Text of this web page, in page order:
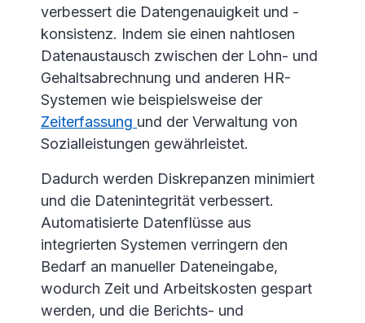
verbessert die Datengenauigkeit und -
konsistenz. Indem sie einen nahtlosen
Datenaustausch zwischen der Lohn- und
Gehaltsabrechnung und anderen HR-
Systemen wie beispielsweise der
Zeiterfassung und der Verwaltung von
Sozialleistungen gewährleistet.
Dadurch werden Diskrepanzen minimiert
und die Datenintegrität verbessert.
Automatisierte Datenflüsse aus
integrierten Systemen verringern den
Bedarf an manueller Dateneingabe,
wodurch Zeit und Arbeitskosten gespart
werden, und die Berichts- und